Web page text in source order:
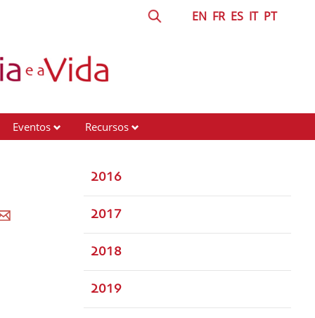
EN FR ES IT PT
Eventos Recursos
2016
2017
2018
2019